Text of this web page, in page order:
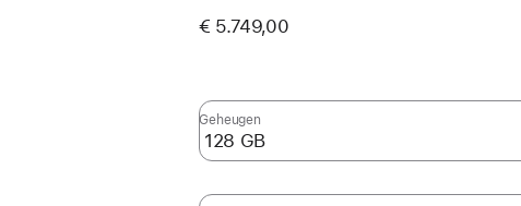
€ 5.749,00
Geheugen